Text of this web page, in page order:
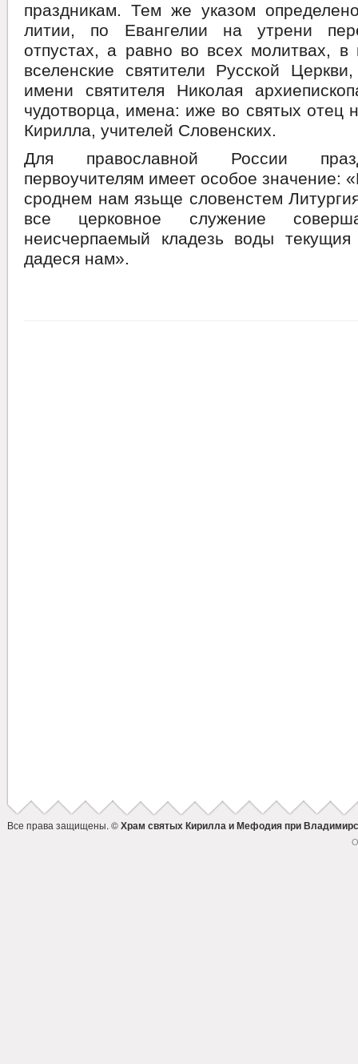
праздникам. Тем же указом
литии, по Евангелии на утрени
отпустах, а равно во всех молитвах, в
вселенские святители Русской
имени святителя Николая
чудотворца, имена: иже во святых
Кирилла, учителей Словенских.
Для православной России
первоучителям имеет особое значение:
сроднем нам язьще словенстем
все церковное служение
неисчерпаемый кладезь воды
дадеся нам».
Все права защищены. ©Храм святых Кирилла и Мефодия при